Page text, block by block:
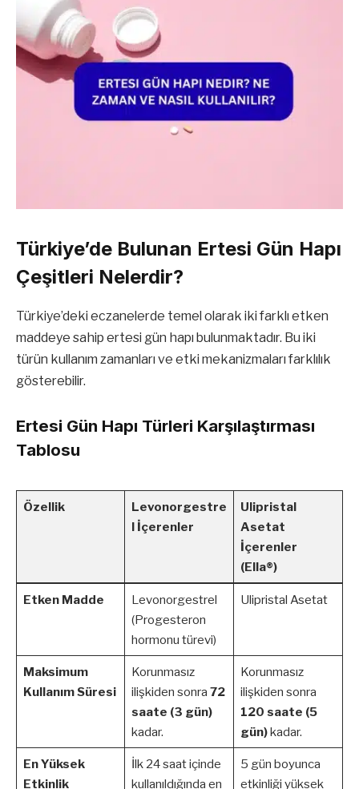
Türkiye’de Bulunan Ertesi Gün Hapı
Çeşitleri Nelerdir?
Türkiye’deki eczanelerde temel olarak iki farklı etken
maddeye sahip ertesi gün hapı bulunmaktadır. Bu iki
türün kullanım zamanları ve etki mekanizmaları farklılık
gösterebilir.
Ertesi Gün Hapı Türleri Karşılaştırması
Tablosu
Özellik
Levonorgestre
l İçerenler
Ulipristal
Asetat
İçerenler
(Ella®)
Etken Madde
Levonorgestrel
(Progesteron
hormonu türevi)
Ulipristal Asetat
Maksimum
Kullanım Süresi
Korunmasız
ilişkiden sonra 72
saate (3 gün)
kadar.
Korunmasız
ilişkiden sonra
120 saate (5
gün)kadar.
En Yüksek
Etkinlik
İlk 24 saat içinde
kullanıldığında en
5 gün boyunca
etkinliği yüksek